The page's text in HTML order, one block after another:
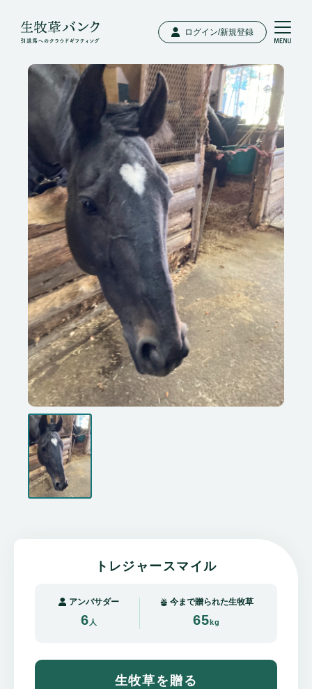
ログイン/新規登録
トレジャースマイル
アンバサダー
6 人
今まで贈られた生牧草
65 kg
生牧草を贈る